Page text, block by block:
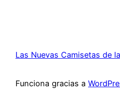
Las Nuevas Camisetas de
Funciona gracias a